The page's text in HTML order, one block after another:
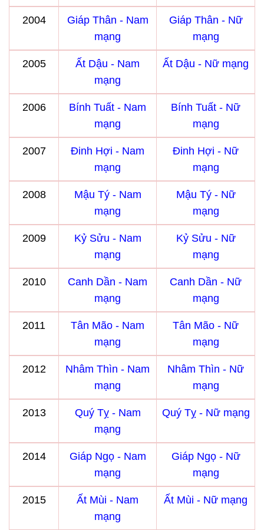
2004
Giáp Thân - Nam
mạng
Giáp Thân - Nữ
mạng
2005
Ất Dậu - Nam
mạng
Ất Dậu - Nữ mạng
2006
Bính Tuất - Nam
mạng
Bính Tuất - Nữ
mạng
2007
Đinh Hợi - Nam
mạng
Đinh Hợi - Nữ
mạng
2008
Mậu Tý - Nam
mạng
Mậu Tý - Nữ
mạng
2009
Kỷ Sửu - Nam
mạng
Kỷ Sửu - Nữ
mạng
2010
Canh Dần - Nam
mạng
Canh Dần - Nữ
mạng
2011
Tân Mão - Nam
mạng
Tân Mão - Nữ
mạng
2012
Nhâm Thìn - Nam
mạng
Nhâm Thìn - Nữ
mạng
2013
Quý Tỵ - Nam
mạng
Quý Tỵ - Nữ mạng
2014
Giáp Ngọ - Nam
mạng
Giáp Ngọ - Nữ
mạng
2015
Ất Mùi - Nam
mạng
Ất Mùi - Nữ mạng